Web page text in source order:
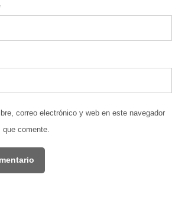
correo electrónico y web en este navegador
comente.